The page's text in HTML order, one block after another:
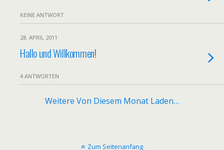
KEINE ANTWORT
28. APRIL 2011
Hallo und Willkommen!
4 ANTWORTEN
Weitere Von Diesem Monat Laden…
Zum Seitenanfang